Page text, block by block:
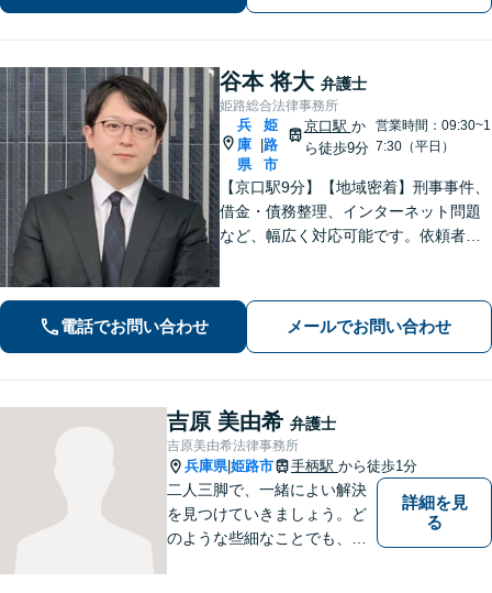
のサポートはお任せください。
谷本 将大 弁護士
姫路総合法律事務所
兵
庫
県
姫
路
市
京口駅 か
ら徒歩9分
営業時間：09:30~1
7:30（平日）
【京口駅9分】【地域密着】刑事事件、
借金・債務整理、インターネット問題
など、幅広く対応可能です。依頼者さ
ます。また、問題となっている背景事
情にも気を配り、根本的な解決を目指
します。
電話でお問い合わせ メールでお問い合わせ
吉原 美由希 弁護士
吉原美由希法律事務所
兵庫県|姫路市 手柄駅 から徒歩1分
二人三脚で、一緒によい解決
を見つけていきましょう。ど
のような些細なことでも、ま
詳細を見
る